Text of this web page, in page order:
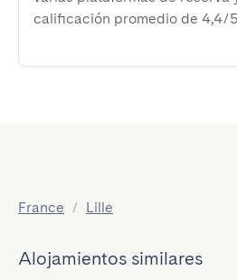
calificación promedio de 4,4/5
France / Lille
Alojamientos similares